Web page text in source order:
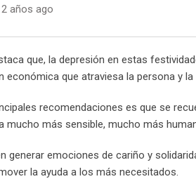
2 años ago
que, la depresión en estas
económica que atraviesa la persona y
recomendaciones es que se
mucho más sensible, mucho más
generar emociones de cariño y
la ayuda a los más necesitados.